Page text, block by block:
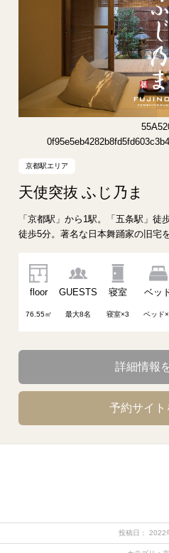
京都駅エリア
天使突抜 ふじ乃ま
「京都駅」から1駅。「五条駅」徒
徒歩5分。著名な日本舞踊家の旧宅
floor
76.55㎡
GUESTS
最大8名
寝室
寝室×3
ベッ
ベッド
詳細情報
予約サイト
投稿日： 2022